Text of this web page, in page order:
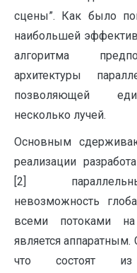
сцены”. Как было
наибольшей
алгоритма
архитектуры
позволяющей
несколько лучей.
Основным
реализации
[2]
невозможность
всеми потоками
является
что состоят из